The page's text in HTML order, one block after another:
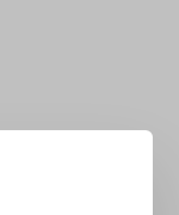
the box: